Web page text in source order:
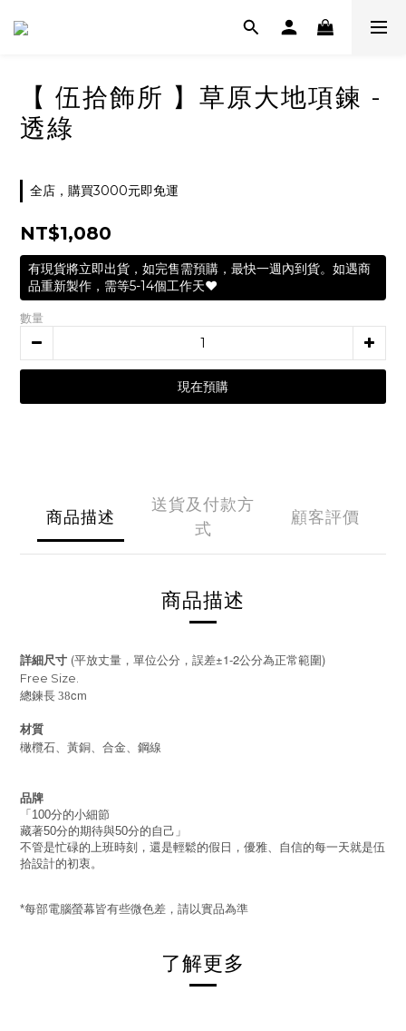
【 伍拾飾所 】草原大地項鍊 -
透綠
全店，購買3000元即免運
NT$1,080
有現貨將立即出貨，如完售需預購，最快一週內到貨。如遇商
品重新製作，需等5-14個工作天❤️
數量
現在預購
商品描述
送貨及付款方
式
顧客評價
商品描述
詳細尺寸 (平放丈量，單位公分，誤差±1-2公分為正常範圍)
Free Size.
總鍊長 38cm
材質
橄欖石、黃銅、合金、鋼線
品牌
「100分的小細節
藏著50分的期待與50分的自己」
不管是忙碌的上班時刻，還是輕鬆的假日，優雅、自信的每一天就是伍
拾設計的初衷。
*每部電腦螢幕皆有些微色差，請以實品為準
了解更多